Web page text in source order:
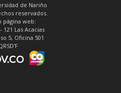
de Nariño
reservados.
página web:
121 Las Acacias
5, Oficina 501